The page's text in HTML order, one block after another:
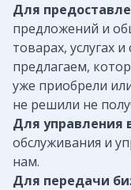
Для
предложений и
товарах, услугах
предлагаем,
уже приобрели
не решили не
Для управления
обслуживания и
нам.
Для передачи